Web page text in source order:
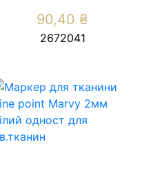
90,40 ₴
2672041